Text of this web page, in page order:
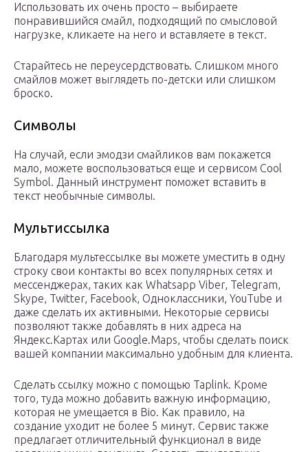
Использовать их очень просто – выбираете
понравившийся смайл, подходящий по смысловой
нагрузке, кликаете на него и вставляете в текст.
Старайтесь не переусердствовать. Слишком много
смайлов может выглядеть по-детски или слишком
броско.
Символы
На случай, если эмодзи смайликов вам покажется
мало, можете воспользоваться еще и сервисом Cool
Symbol. Данный инструмент поможет вставить в
текст необычные символы.
Мультиссылка
Благодаря мультессылке вы можете уместить в одну
строку свои контакты во всех популярных сетях и
мессенджерах, таких как Whatsapp Viber, Telegram,
Skype, Twitter, Facebook, Одноклассники, YouTube и
даже сделать их активными. Некоторые сервисы
позволяют также добавлять в них адреса на
Яндекс.Картах или Google.Maps, чтобы сделать поиск
вашей компании максимально удобным для клиента.
Cделать ссылку можно с помощью Taplink. Кроме
того, туда можно добавить важную информацию,
которая не умещается в Bio. Как правило, на
создание уходит не более 5 минут. Cервис также
предлагает отличительный функционал в виде